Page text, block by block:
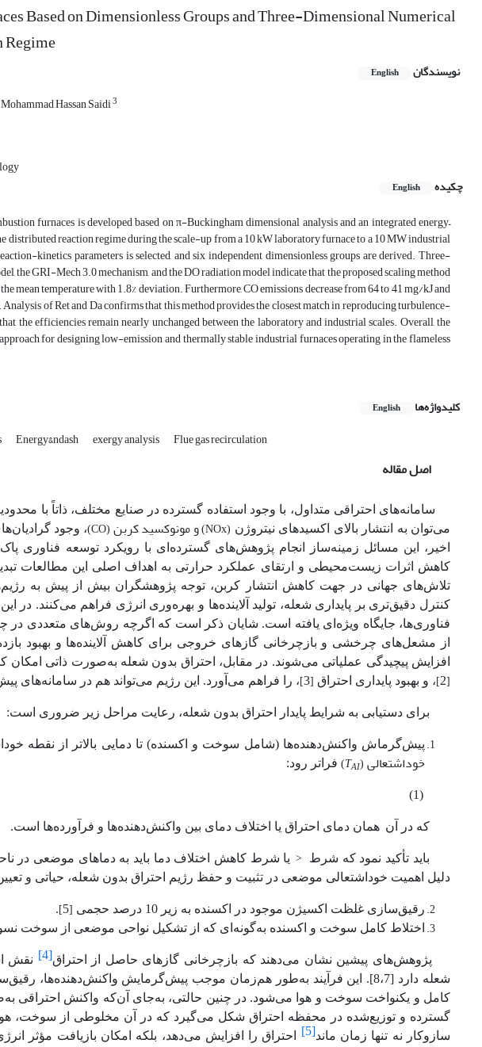
Based on Dimensionless Groups and Three-Dimensional Numerical
نویسندگان English
Mohammad Hassan Saidi3
چکیده
English
furnaces is developed based on π-Buckingham dimensional analysis and an integrated energy–
distributed reaction regime during the scale-up from a 10 kW laboratory furnace to a 10 MW industrial
kinetics parameters is selected, and six independent dimensionless groups are derived. Three-
the GRI-Mech 3.0 mechanism, and the DO radiation model indicate that the proposed scaling method
mean temperature with 1.8% deviation. Furthermore, CO emissions decrease from 64 to 41 mg/kJ and
of Ret and Da confirms that this method provides the closest match in reproducing turbulence-
the efficiencies remain nearly unchanged between the laboratory and industrial scales. Overall, the
for designing low-emission and thermally stable industrial furnaces operating in the flameless
کلیدواژه‌ها English
Energy&‌‌‌ndash exergy analysis Flue gas recirculation
اصل مقاله
سامانه‌های احتراقی متداول، با وجود استفاده گسترده در صنایع مختلف، ذاتاً با
می‌توان به انتشار بالای اکسیدهای نیتروژن (NOx) و مونوکسید کربن (CO)، وجود
اخیر، این مسائل زمینه‌ساز انجام پژوهش‌های گسترده‌ای با رویکرد توسعه فناوری
کاهش اثرات زیست‌محیطی و ارتقای عملکرد حرارتی به اهداف اصلی این مطالعات
تلاش‌های جهانی در جهت کاهش انتشار کربن، توجه پژوهشگران بیش از پیش به
کنترل دقیق‌تری بر پایداری شعله، تولید آلاینده‌ها و بهره‌وری انرژی فراهم می‌کنند. در
فناوری‌ها، جایگاه ویژه‌ای یافته است. شایان ذکر است که اگرچه روش‌های متعددی در
از مشعل‌های چرخشی و بازچرخانی گازهای خروجی برای کاهش آلاینده‌ها و بهبود
افزایش پیچیدگی عملیاتی می‌شوند. در مقابل، احتراق بدون شعله به‌صورت ذاتی امکان
]
2
[ ، و بهبود پایداری احتراق ]
3
[ ، را فراهم می‌آورد. این رژیم می‌تواند هم در سامانه‌های
برای دستیابی به شرایط پایدار احتراق بدون شعله، رعایت مراحل زیر ضروری است:
پیش‌گرماش واکنش‌دهنده‌ها (شامل سوخت و اکسنده) تا دمایی بالاتر از نقطه
خوداشتعالی
(TAI) فراتر رود:
(1)
که در آن همان دمای احتراق یا اختلاف دمای بین واکنش‌دهنده‌ها و فرآورده‌ها است.
باید تأکید نمود که شرط > یا شرط کاهش اختلاف دما باید به دماهای موضعی در
دلیل اهمیت خوداشتعالی موضعی در تثبیت و حفظ رژیم احتراق بدون شعله، حیاتی و
رقیق‌سازی غلظت اکسیژن موجود در اکسنده به زیر حجمی ]
5
[
.
اختلاط کامل سوخت و اکسنده به‌گونه‌ای که از تشکیل نواحی موضعی از سوخت
پژوهش‌های پیشین نشان می‌دهند که بازچرخانی گازهای حاصل از احتراق[4] نقش
شعله دارد ]8،7[. این فرآیند به‌طور هم‌زمان موجب پیش‌گرمایش واکنش‌دهنده‌ها،
کامل و یکنواخت سوخت و هوا می‌شود. در چنین حالتی، به‌جای آن‌که واکنش احتراقی
گسترده و توزیع‌شده در محفظه احتراق شکل می‌گیرد که در آن مخلوطی از سوخت،
سازوکار نه تنها زمان ماند[5] احتراق را افزایش می‌دهد، بلکه امکان بازیافت مؤثر